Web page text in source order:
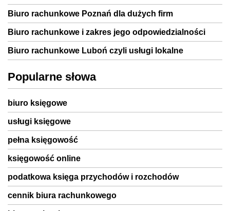
Biuro rachunkowe Poznań dla dużych firm
Biuro rachunkowe i zakres jego odpowiedzialności
Biuro rachunkowe Luboń czyli usługi lokalne
Popularne słowa
biuro księgowe
usługi księgowe
pełna księgowość
księgowość online
podatkowa księga przychodów i rozchodów
cennik biura rachunkowego